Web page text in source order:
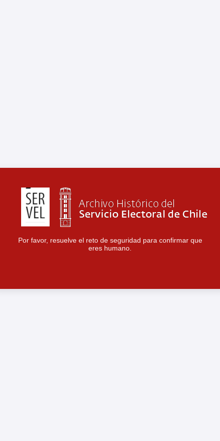
Por favor, resuelve el reto de seguridad para confirmar que
eres humano.